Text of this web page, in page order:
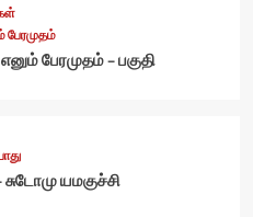
பேரமுதம்
பேரமுதம் – பகுதி
சுடோமு யமகுச்சி